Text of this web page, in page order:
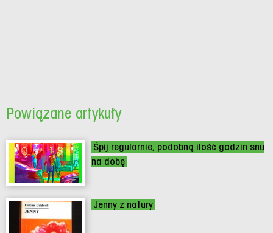
Powiązane artykuły
Śpij regularnie, podobną ilość godzin snu
na dobę
Jenny z natury